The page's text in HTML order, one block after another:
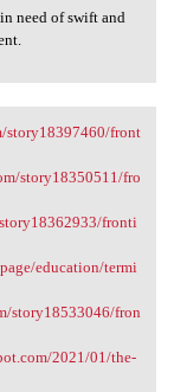
need of swift and
story18397460/front
story18350511/fro
fronti
education/termi
story18533046/fron
2021/01/the-